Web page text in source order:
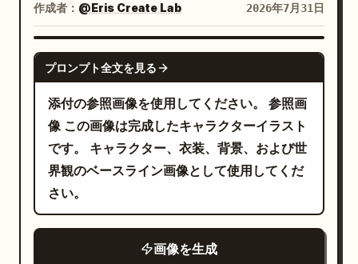
ハードサーフェス・メカデザイン、日本のロ
ボットアニメにインスパイアされた映画のよ
うな質感、フォトリアルな CGI レンダリン
グ、鮮明なパネルライン、マイクロデカー
ル、金属のベベル、露出したピストン、ウェ
ポンマウント、青く光る LED、ボリューム感
のある光、清潔で未来的な工業環境、高コン
トラストでありながら明るい白のハンガー照
明。4:5 の縦型構図、対称的なレイアウト、
全体にシャープなピントを使用し、人物やユ
ニットを隠す煙、指定された 3 機以外の余分
を着用し、スタイリッシュなトラベルバック
パックを背負っています。彼の周囲には、
エッフェル塔 、熱気球、雪を頂いた山々、ヤ
シの木、ヴィンテージ飛行機、トラベルサイ
ン、浮かぶパスポートスタンプなど、ノート
ブックから飛び出すミニチュアの 3D トラベ
ル要素が配置され、魔法のような旅の演出を
作り出しています。スケッチの線は徐々にリ
アルな質感へと溶け込み、描画から現実への
完璧な移行を生み出します。温かいゴールデ
ンアワーの太陽光が木製のデスクを照らし、
柔らかな映画のような影を落とすことで、奥
作成者： @Eris Create Lab 2026年7月31日
GPT IMAGE 2
プロンプト全文を見る
添付の参照画像を使用してください。 参照画
像 この画像は完成したキャラクターイラスト
です。 キャラクター、衣装、背景、および世
界観のベースライン画像として使用してくだ
さい。
画像を生成